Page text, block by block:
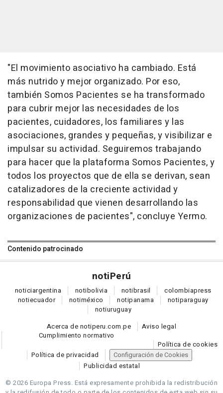
"El movimiento asociativo ha cambiado. Está
más nutrido y mejor organizado. Por eso,
también Somos Pacientes se ha transformado
para cubrir mejor las necesidades de los
pacientes, cuidadores, los familiares y las
asociaciones, grandes y pequeñas, y visibilizar e
impulsar su actividad. Seguiremos trabajando
para hacer que la plataforma Somos Pacientes, y
todos los proyectos que de ella se derivan, sean
catalizadores de la creciente actividad y
responsabilidad que vienen desarrollando las
organizaciones de pacientes", concluye Yermo.
Contenido patrocinado
notiPerú
noticiargentina notibolivia notibrasil colombiapress
notiecuador notiméxico notipanama notiparaguay
notiuruguay
Acerca de notiperu.com.pe
Aviso legal
Cumplimiento normativo
Política de cookies
Política de privacidad
Configuración de Cookies
Publicidad estatal
© 2026 Europa Press. Está expresamente prohibida la redistribución